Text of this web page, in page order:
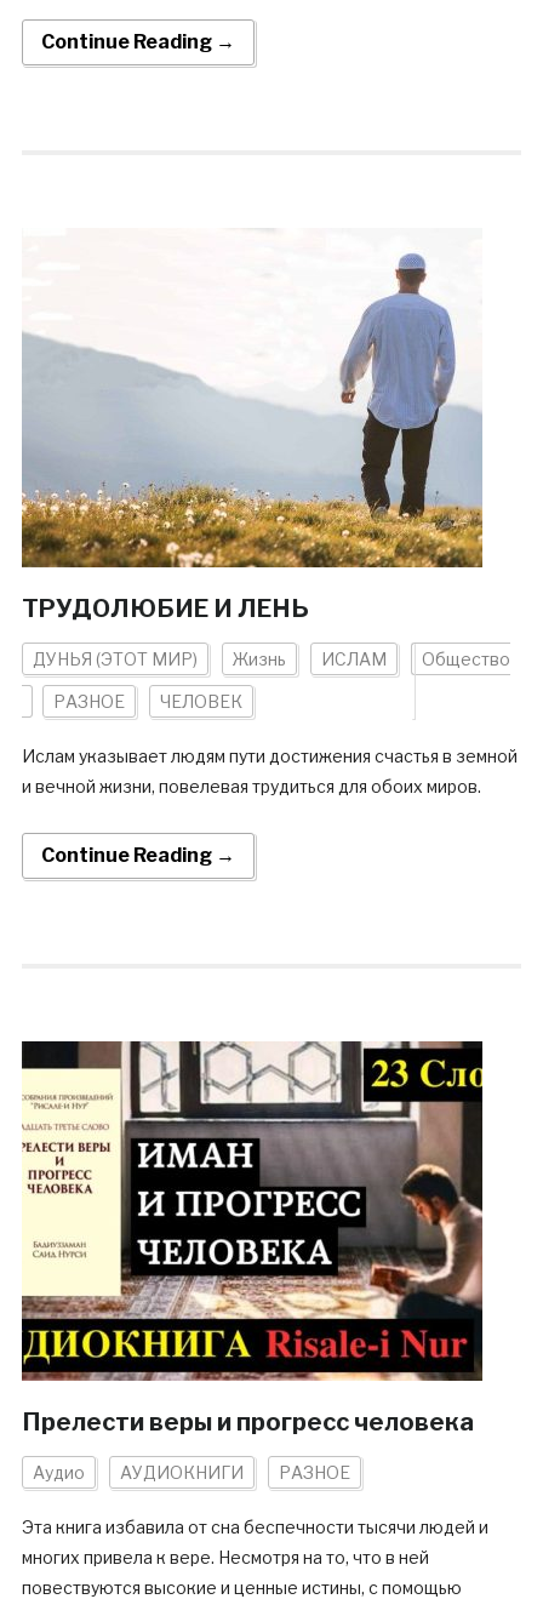
Continue Reading →
​​ТРУДОЛЮБИЕ И ЛЕНЬ
ДУНЬЯ (ЭТОТ МИР) Жизнь ИСЛАМ Общество
РАЗНОЕ ЧЕЛОВЕК
Ислам указывает людям пути достижения счастья в земной
и вечной жизни, повелевая трудиться для обоих миров.
Continue Reading →
Прелести веры и прогресс человека
Аудио АУДИОКНИГИ РАЗНОЕ
Эта книга избавила от сна беспечности тысячи людей и
многих привела к вере. Несмотря на то, что в ней
повествуются высокие и ценные истины, с помощью